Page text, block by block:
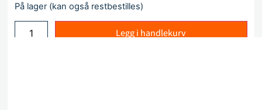
På lager (kan også restbestilles)
Legg i handlekurv